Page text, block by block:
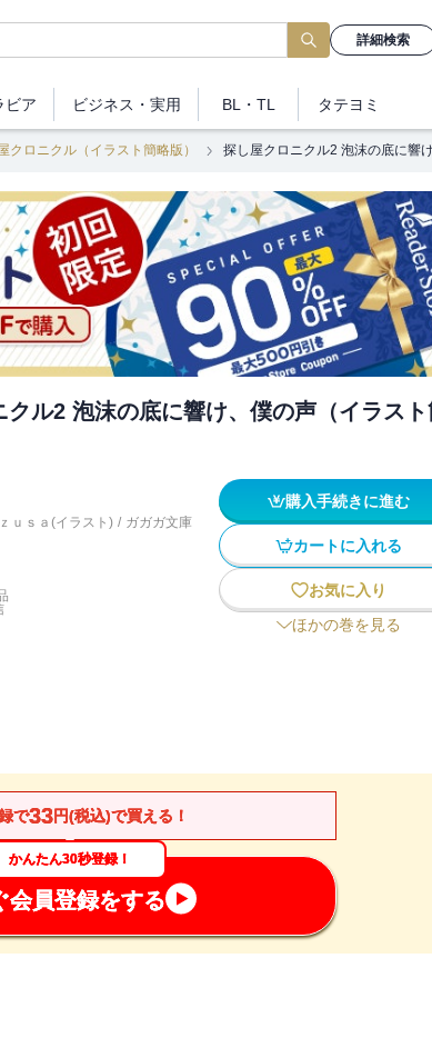
詳細検索
ビア ビジネス ・実用 BL・TL タテヨミ
クロニクル（イラスト簡略版） 探し屋クロニクル2 泡沫の底に響
クル2 泡沫の底に響け、僕の声（イラスト
ｕｓａ(イラスト) / ガガガ文庫
購入手続きに進む
カートに入れる
お気に入り
ほかの巻を見る
で33円(税込)で買える！
かんたん30秒登録！
会員登録をする